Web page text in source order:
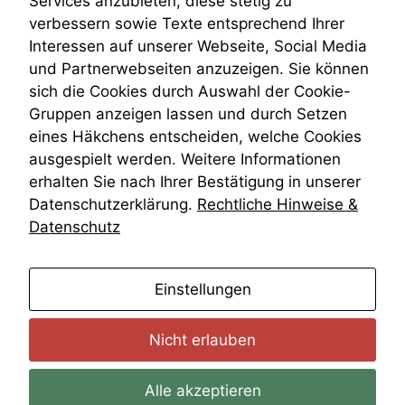
VRK
Wiederherstellungsanordnung
Zivilprozessordnung
ZPO
Zustellfiktion
Zuständigkeit
Öffentliches Personalrecht
Öffentlichkeitsprinzip
verbessern sowie Texte entsprechend Ihrer
Interessen auf unserer Webseite, Social Media
und Partnerwebseiten anzuzeigen. Sie können
sich die Cookies durch Auswahl der Cookie-
Gruppen anzeigen lassen und durch Setzen
eines Häkchens entscheiden, welche Cookies
ausgespielt werden. Weitere Informationen
erhalten Sie nach Ihrer Bestätigung in unserer
Datenschutzerklärung. Rechtliche Hinweise &
Datenschutz
Einstellungen
Nicht erlauben
Alle akzeptieren